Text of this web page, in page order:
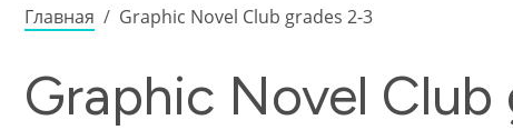
Строка навигации
Главная Graphic Novel Club grades 2-3
Graphic Novel Club